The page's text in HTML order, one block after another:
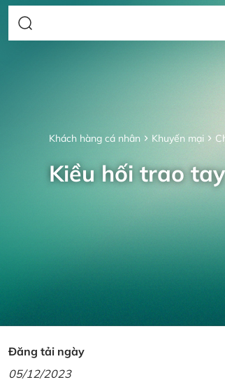
Khách hàng cá nhân Khuyến mại
Kiều hối trao
Đăng tải ngày
05/12/2023